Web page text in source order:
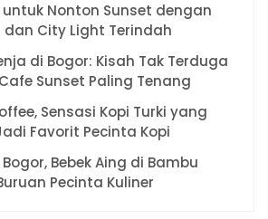
untuk Nonton Sunset dengan
dan City Light Terindah
di Bogor: Kisah Tak Terduga
Sunset Paling Tenang
Sensasi Kopi Turki yang
Favorit Pecinta Kopi
Bebek Aing di Bambu
Pecinta Kuliner